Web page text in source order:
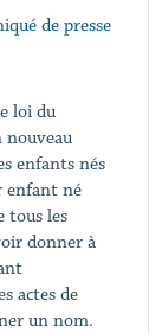
de presse
loi du
nouveau
enfants nés
enfant né
tous les
donner à
actes de
un nom.